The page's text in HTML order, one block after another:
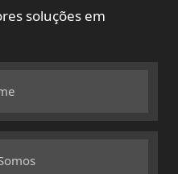
soluções em